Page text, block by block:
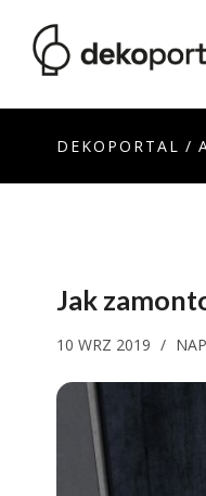
DEKOPORTAL /
Jak
10 WRZ 2019 /